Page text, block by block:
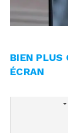
BIEN PLUS
ÉCRAN